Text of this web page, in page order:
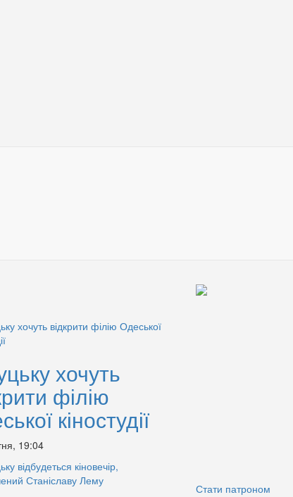
хочуть
філію
кіностудії
19:04
Стати патроном